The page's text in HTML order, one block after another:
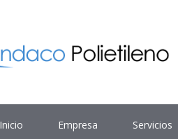
Inicio Empresa Servicios